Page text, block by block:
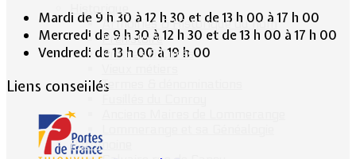
Historique
Armoiries & Historique du nom
Préhistoire
Prêtres & Curés
Termes & dénominations
Patrimoine
Mardi de 9 h 30 à 12 h 30 et de 13 h 00 à 17 h 00
Mercredi de 9 h 30 à 12 h 30 et de 13 h 00 à 17 h 00
Vendredi de 13 h 00 à 19 h 00
Liens conseillés